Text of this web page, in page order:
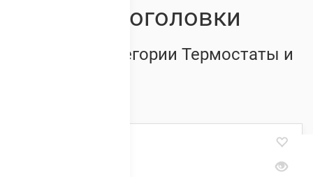
термоголовки
Товары из категории Термостаты и